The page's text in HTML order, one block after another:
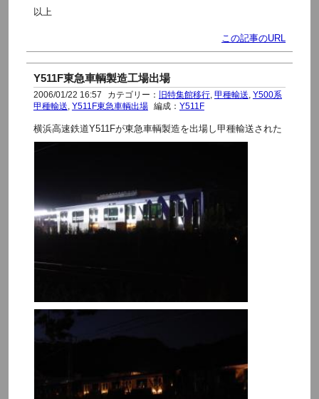
以上
この記事のURL
Y511F東急車輌製造工場出場
2006/01/22 16:57 カテゴリー： 旧特集館移行, 甲種輸送 Y500系
甲種輸送 Y511F東急車輌出場 編成： Y511F
横浜高速鉄道Y511Fが東急車輌製造を出場し甲種輸送された